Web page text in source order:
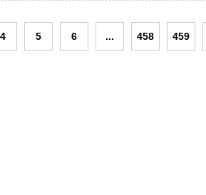
4 5 6 ... 458 459